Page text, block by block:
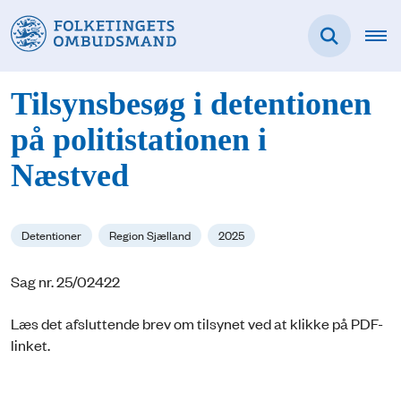
Tilsynsbesøg i detentionen
på politistationen i
Næstved
Detentioner Region Sjælland 2025
Sag nr. 25/02422
Læs det afsluttende brev om tilsynet ved at klikke på PDF-
linket.